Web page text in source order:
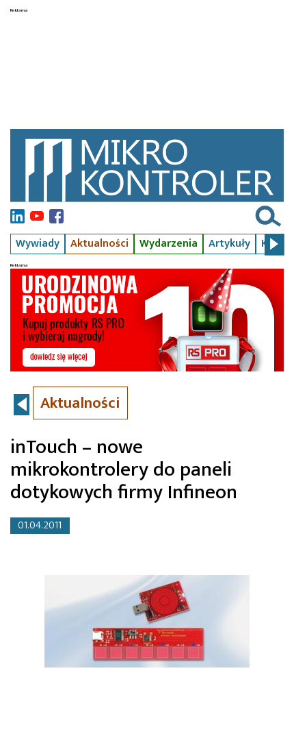
Wywiady Aktualności Wydarzenia Artykuły Kursy
Aktualności
inTouch – nowe
mikrokontrolery do paneli
dotykowych firmy Infineon
01.04.2011